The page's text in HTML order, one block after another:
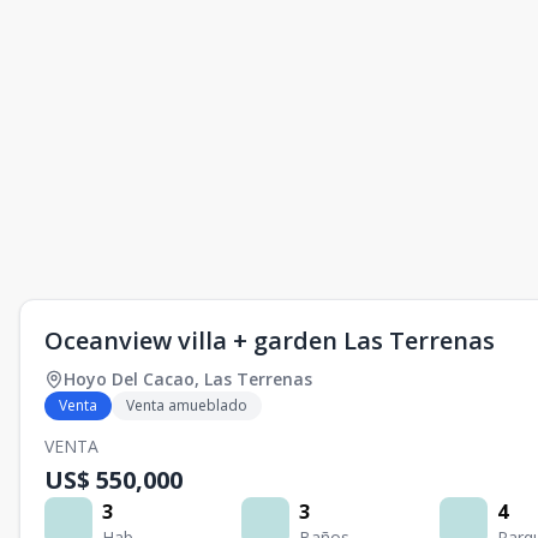
Oceanview villa + garden Las Terrenas
Hoyo Del Cacao, Las Terrenas
Venta Venta amueblado
VENTA
US$ 550,000
3 3 4